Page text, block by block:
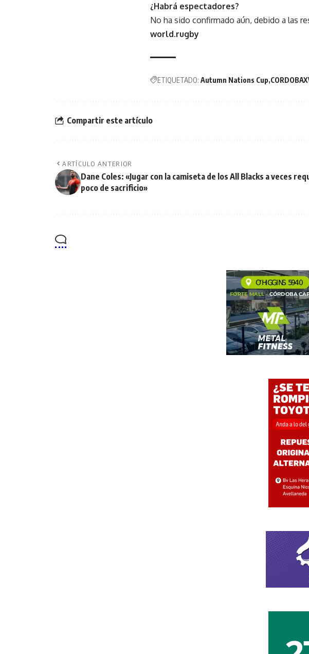
¿Habrá espectadores?
No ha sido confirmado aún, debido a las
world.rugby
ETIQUETADO: Autumn Nations Cup
Compartir este artículo
ARTÍCULO ANTERIOR
Dane Coles: «Jugar con la camiseta de los All Blacks a veces
poco de sacrificio»